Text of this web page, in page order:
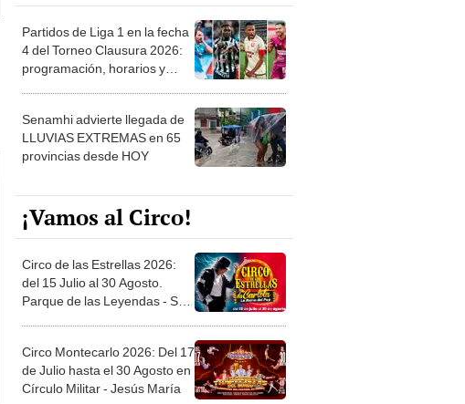
Partidos de Liga 1 en la fecha
4 del Torneo Clausura 2026:
programación, horarios y
Senamhi advierte llegada de
LLUVIAS EXTREMAS en 65
provincias desde HOY
¡Vamos al Circo!
Circo de las Estrellas 2026:
del 15 Julio al 30 Agosto.
Parque de las Leyendas - San
Circo Montecarlo 2026: Del 17
de Julio hasta el 30 Agosto en
Círculo Militar - Jesús María